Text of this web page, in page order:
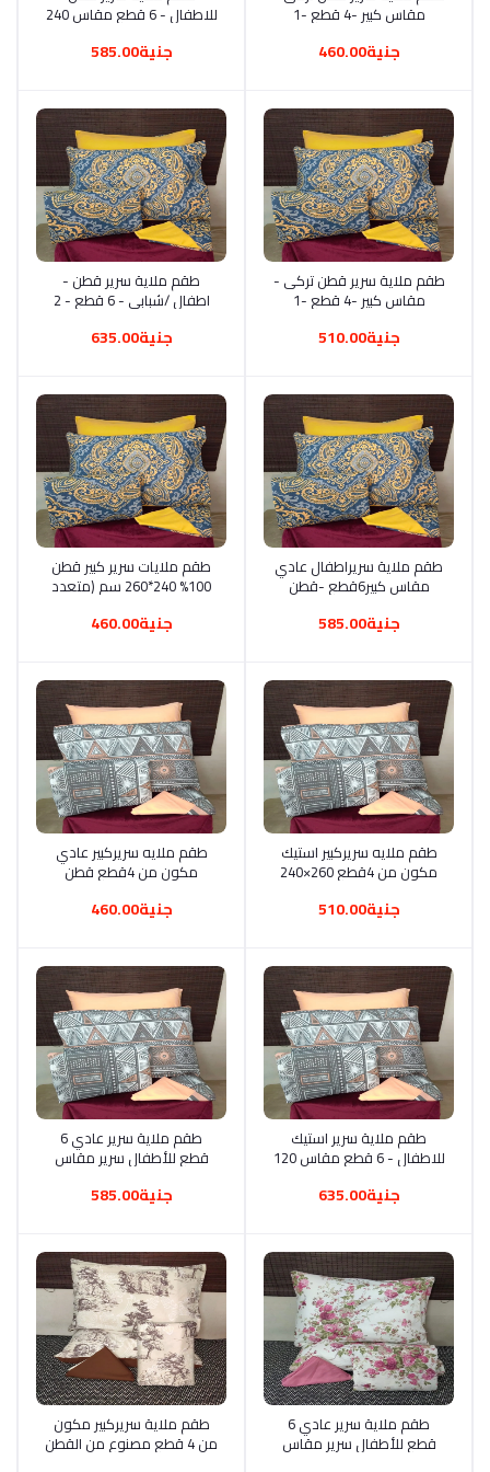
مقاس كبير -4 قطع -1
جنية460.00
للاطفال - 6 قطع مقاس 240
جنية585.00
أضف إلى السلة
طقم ملاية سرير قطن تركى -
مقاس كبير -4 قطع -1
جنية510.00
أضف إلى السلة
طقم ملاية سرير قطن -
اطفال /شبابي - 6 قطع - 2
-2 خدادية 52*72 - متعدد جنية635.00
أضف إلى السلة
طقم ملاية سريراطفال عادي
مقاس كبير6قطع -قطن
جنية585.00
أضف إلى السلة
طقم ملايات سرير كبير قطن
100% 240*260 سم (متعدد
جنية460.00
أضف إلى السلة
طقم ملايه سريركبير استيك
مكون من 4قطع 260×240
جنية510.00
أضف إلى السلة
طقم ملايه سريركبير عادي
مكون من 4قطع قطن
جنية460.00
أضف إلى السلة
طقم ملاية سرير استيك
للاطفال - 6 قطع مقاس 120
جنية635.00
أضف إلى السلة طقم ملاية سرير عادي 6
قطع للأطفال سرير مقاس
ومخدتين وخدديتين
جنية585.00
أضف إلى السلة طقم ملاية سرير عادي 6
قطع للأطفال سرير مقاس
أضف إلى السلة
طقم ملاية سريركبير مكون
من 4 قطع مصنوع من القطن